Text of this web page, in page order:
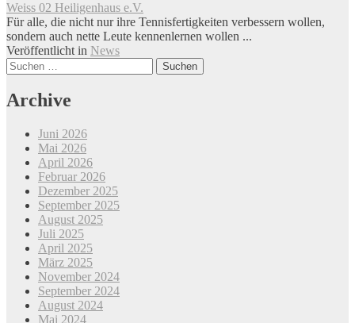
Weiss 02 Heiligenhaus e.V.
Für alle, die nicht nur ihre Tennisfertigkeiten verbessern wollen,
sondern auch nette Leute kennenlernen wollen ...
Veröffentlicht in News
Beitrags-
Navigation
Suchen
nach:
Archive
Juni 2026
Mai 2026
April 2026
Februar 2026
Dezember 2025
September 2025
August 2025
Juli 2025
April 2025
März 2025
November 2024
September 2024
August 2024
Mai 2024